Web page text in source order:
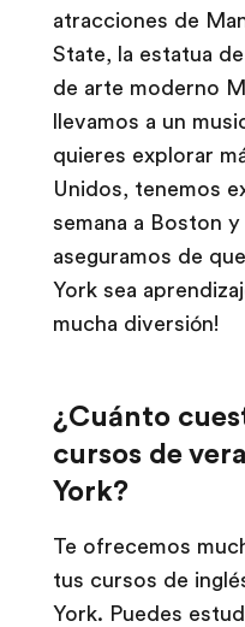
atracciones de
State, la estatua
de arte moderno
llevamos a un
quieres explorar
Unidos, tenemos
semana a Boston y
aseguramos de
York sea
mucha diversión!
¿Cuánto
cursos de
York?
Te ofrecemos
tus cursos de
York. Puedes